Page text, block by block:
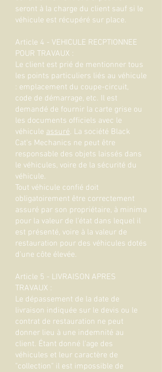
seront à la charge du client sauf si le
véhicule est récupéré sur place.
Article 4 - VEHICULE RECPTIONNEE
POUR TRAVAUX :
Le client est prié de mentionner tous
les points particuliers liés au véhicule
: emplacement du coupe-circuit,
code de démarrage, etc. Il est
demandé de fournir la carte grise ou
les documents officiels avec le
véhicule assuré. La société Black
Cat's Mechanics ne peut être
responsable des objets laissés dans
le véhicules, voire de la sécurité du
véhicule.
Tout véhicule confié doit
obligatoirement être correctement
assuré par son propriétaire, à minima
pour la valeur de l'état dans lequel il
est présenté, voire à la valeur de
restauration pour des véhicules dotés
d'une côte élevée.
Article 5 - LIVRAISON APRES
TRAVAUX :
Le dépassement de la date de
livraison indiquée sur le devis ou le
contrat de restauration ne peut
donner lieu à une indemnité au
client. Étant donné l'age des
véhicules et leur caractère de
"collection" il est impossible de